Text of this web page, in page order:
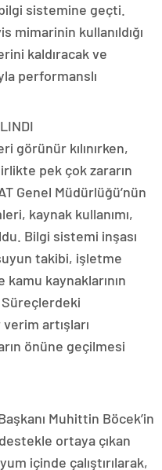
sistemine geçti.
mimarinin kullanıldığı
kaldıracak ve
performanslı
görünür kılınırken,
pek çok zararın
Genel Müdürlüğü’nün
kaynak kullanımı,
Bilgi sistemi inşası
suyun takibi, işletme
kaynaklarının
Süreçlerdeki
artışları
önüne geçilmesi
Muhittin Böcek’in
ortaya çıkan
içinde çalıştırılarak,